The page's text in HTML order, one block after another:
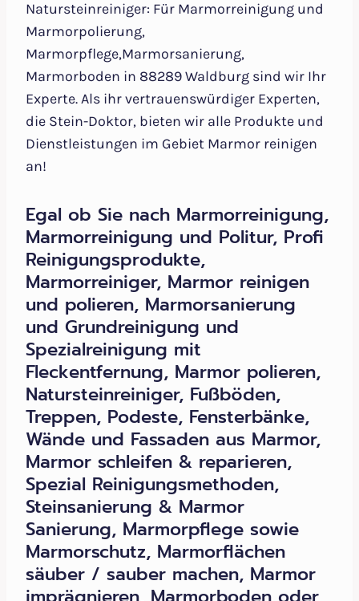
Natursteinreiniger: Für Marmorreinigung und
Marmorpolierung,
Marmorpflege,Marmorsanierung,
Marmorboden in 88289 Waldburg sind wir Ihr
Experte. Als ihr vertrauenswürdiger Experten,
die Stein-Doktor, bieten wir alle Produkte und
Dienstleistungen im Gebiet Marmor reinigen
an!
Egal ob Sie nach Marmorreinigung,
Marmorreinigung und Politur, Profi
Reinigungsprodukte,
Marmorreiniger, Marmor reinigen
und polieren, Marmorsanierung
und Grundreinigung und
Spezialreinigung mit
Fleckentfernung, Marmor polieren,
Natursteinreiniger, Fußböden,
Treppen, Podeste, Fensterbänke,
Wände und Fassaden aus Marmor,
Marmor schleifen & reparieren,
Spezial Reinigungsmethoden,
Steinsanierung & Marmor
Sanierung, Marmorpflege sowie
Marmorschutz, Marmorflächen
säuber / sauber machen, Marmor